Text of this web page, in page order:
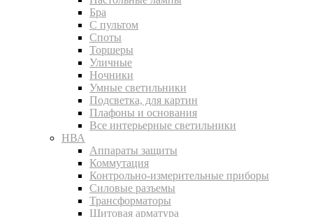
Бра
С пультом
Споты
Торшеры
Уличные
Ночники
Умные светильники
Подсветка, для картин
Плафоны и основания
Все интерьерные светильники
НВА
Аппараты защиты
Коммутация
Контрольно-измерительные приборы
Силовые разъемы
Трансформаторы
Щитовая арматура